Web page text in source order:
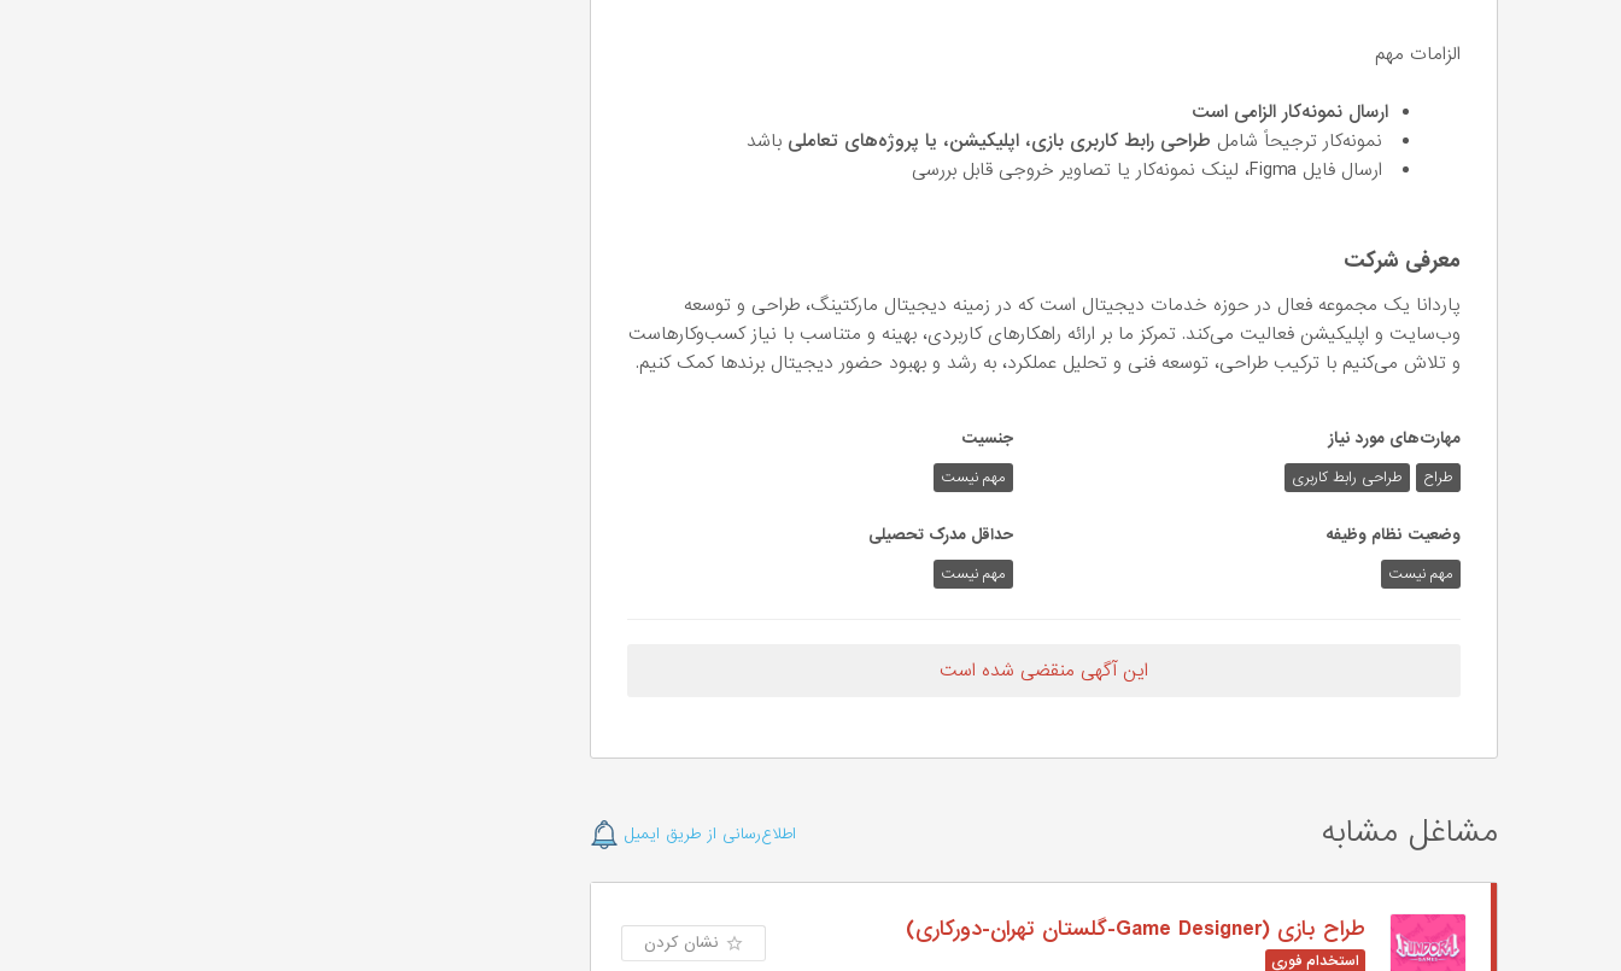
الزامات مهم
ارسال نمونه‌کار الزامی است
نمونه‌کار ترجیحاً شامل طراحی رابط کاربری بازی، اپلیکیشن، یا پروژه‌های تعاملی باشد
ارسال فایل Figma، لینک نمونه‌کار یا تصاویر خروجی قابل بررسی
معرفی شرکت
پاردانا یک مجموعه فعال در حوزه خدمات دیجیتال است که در زمینه دیجیتال مارکتینگ، طراحی و توسعه
وب‌سایت و اپلیکیشن فعالیت می‌کند. تمرکز ما بر ارائه راهکارهای کاربردی، بهینه و متناسب با نیاز کسب‌وکارهاست
و تلاش می‌کنیم با ترکیب طراحی، توسعه فنی و تحلیل عملکرد، به رشد و بهبود حضور دیجیتال برندها کمک کنیم.
مهارت‌های مورد نیاز
طراح طراحی رابط کاربری
جنسیت
مهم نیست
وضعیت نظام وظیفه
مهم‌ نیست
حداقل مدرک تحصیلی
مهم نیست
این آگهی منقضی شده است
مشاغل مشابه اطلاع‌رسانی از طریق ایمیل
طراح بازی (Game Designer-گلستان تهران-دورکاری) نشان کردن